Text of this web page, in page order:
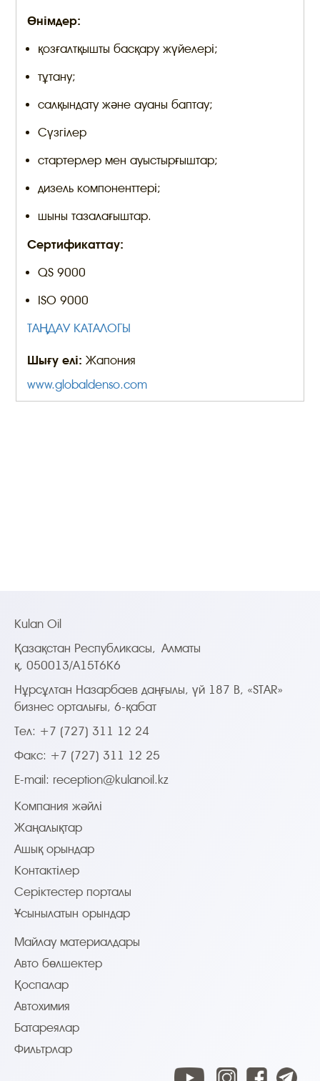
Өнімдер:
қозғалтқышты басқару жүйелері;
тұтану;
салқындату және ауаны баптау;
Сүзгілер
стартерлер мен ауыстырғыштар;
дизель компоненттері;
шыны тазалағыштар.
Сертификаттау:
QS 9000
ISO 9000
ТАҢДАУ КАТАЛОГЫ
Шығу елі:Жапония
www.globaldenso.com
Kulan Oil
Қазақстан Республикасы, Алматы
қ, 050013/A15T6K6
Нұрсұлтан Назарбаев даңғылы, үй 187 B, «STAR»
бизнес орталығы, 6-қабат
Тел: +7 (727) 311 12 24
Факс: +7 (727) 311 12 25
E-mail: reception@kulanoil.kz
Компания жәйлі
Жаңалықтар
Ашық орындар
Контактілер
Серіктестер порталы
Ұсынылатын орындар
Майлау материалдары
Авто бөлшектер
Қоспалар
Автохимия
Батареялар
Фильтрлар